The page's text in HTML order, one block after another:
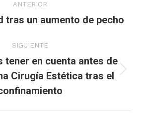
ANTERIOR
Publicación
tras un aumento de pecho
SIGUIENTE
Publicación
siguiente:
tener en cuenta antes de
Cirugía Estética tras el